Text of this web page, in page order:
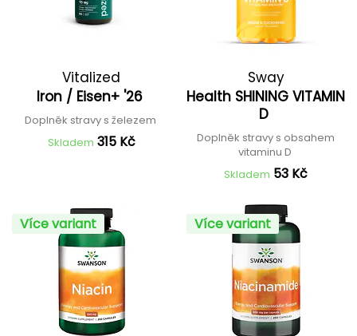
Vitalized
Iron / Eisen+ '26
Doplněk stravy s železem
Skladem 315 Kč
Sway
Health SHINING VITAMIN
D
Doplněk stravy s obsahem
vitaminu D
Skladem 53 Kč
Více variant Více variant